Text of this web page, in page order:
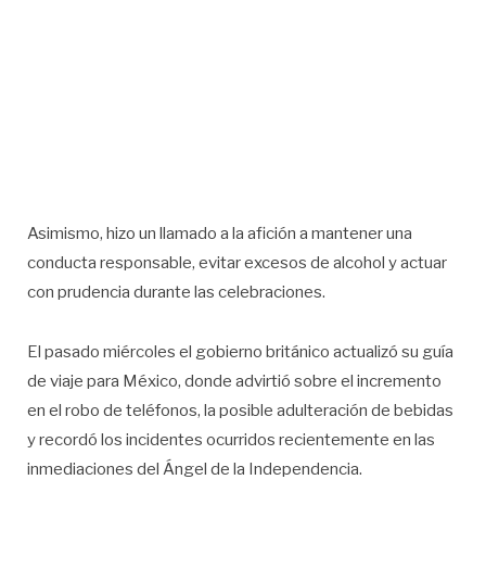
Asimismo, hizo un llamado a la afición a mantener una
conducta responsable, evitar excesos de alcohol y actuar
con prudencia durante las celebraciones.
El pasado miércoles el gobierno británico actualizó su guía
de viaje para México, donde advirtió sobre el incremento
en el robo de teléfonos, la posible adulteración de bebidas
y recordó los incidentes ocurridos recientemente en las
inmediaciones del Ángel de la Independencia.